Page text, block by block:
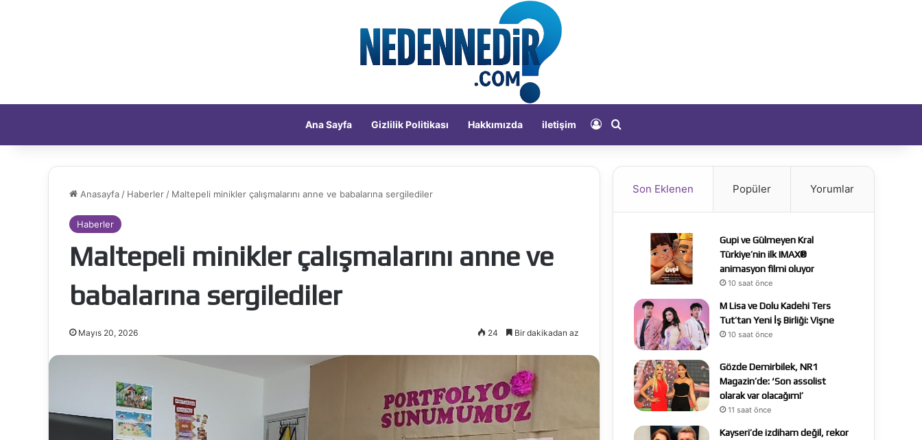
Ana Sayfa Gizlilik Politikası Hakkımızda iletişim Kayıt Ol
Anasayfa / Haberler / Maltepeli minikler çalışmalarını anne ve babalarına sergilediler
Haberler
Maltepeli minikler çalışmalarını anne ve
babalarına sergilediler
Mayıs 20, 2026 24 Bir dakikadan az
Son Eklenen Popüler Yorumlar
Gupi ve Gülmeyen Kral
Türkiye’nin ilk IMAX®
animasyon filmi oluyor
10 saat önce
M Lisa ve Dolu Kadehi Ters
Tut’tan Yeni İş Birliği: Vişne
10 saat önce
Gözde Demirbilek, NR1
Magazin’de: ‘Son assolist
olarak var olacağım!’
11 saat önce
Kayseri’de izdiham değil, rekor